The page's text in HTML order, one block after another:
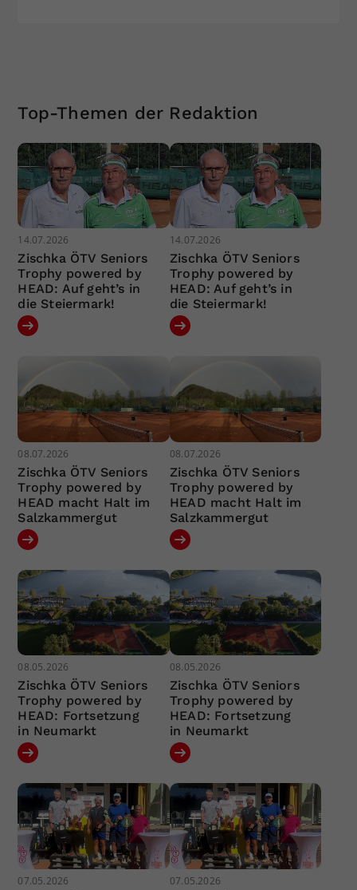
Top-Themen der Redaktion
14.07.2026
Zischka ÖTV Seniors
Trophy powered by
HEAD: Auf geht’s in
die Steiermark!
14.07.2026
Zischka ÖTV Seniors
Trophy powered by
HEAD: Auf geht’s in
die Steiermark!
08.07.2026
Zischka ÖTV Seniors
Trophy powered by
HEAD macht Halt im
Salzkammergut
08.07.2026
Zischka ÖTV Seniors
Trophy powered by
HEAD macht Halt im
Salzkammergut
08.05.2026
Zischka ÖTV Seniors
Trophy powered by
HEAD: Fortsetzung
in Neumarkt
08.05.2026
Zischka ÖTV Seniors
Trophy powered by
HEAD: Fortsetzung
in Neumarkt
07.05.2026 07.05.2026